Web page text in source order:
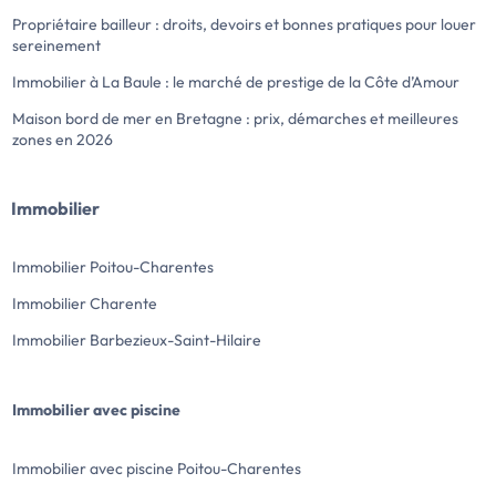
Propriétaire bailleur : droits, devoirs et bonnes pratiques pour louer
sereinement
Immobilier à La Baule : le marché de prestige de la Côte d’Amour
Maison bord de mer en Bretagne : prix, démarches et meilleures
zones en 2026
Immobilier
Immobilier Poitou-Charentes
Immobilier Charente
Immobilier Barbezieux-Saint-Hilaire
Immobilier avec piscine
Immobilier avec piscine Poitou-Charentes